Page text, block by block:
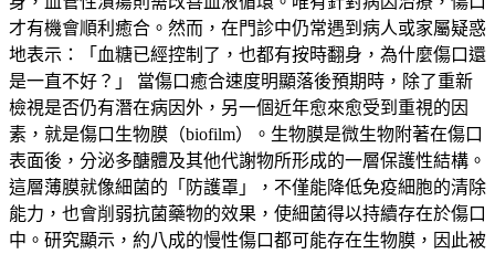
才有機會順利癒合。然而，在門診中仍常遇到病人或家屬疑惑
地表示：「血糖已經控制了，也都有按時翻身，為什麼傷口還
是一直不好？」 當傷口癒合速度明顯落後預期時，除了重新
檢視是否仍有潛在病因外，另一個近年愈來愈受到重視的因
素，就是傷口生物膜（biofilm）。生物膜是微生物附著在傷口
表面後，分泌多醣體及其他代謝物所形成的一層保護性結構。
這層薄膜就像細菌的「防護罩」，不僅能降低免疫細胞的清除
能力，也會削弱抗菌藥物的效果，使細菌得以持續存在於傷口
中。研究顯示，約八成的慢性傷口都可能存在生物膜，因此被